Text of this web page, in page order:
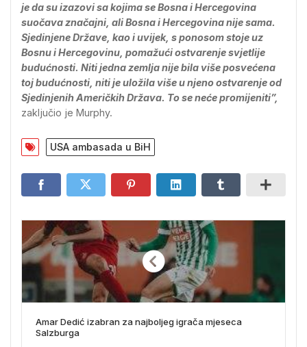
je da su izazovi sa kojima se Bosna i Hercegovina
suočava značajni, ali Bosna i Hercegovina nije sama.
Sjedinjene Države, kao i uvijek, s ponosom stoje uz
Bosnu i Hercegovinu, pomažući ostvarenje svjetlije
budućnosti. Niti jedna zemlja nije bila više posvećena
toj budućnosti, niti je uložila više u njeno ostvarenje od
Sjedinjenih Američkih Država. To se neće promijeniti”,
zaključio je Murphy.
USA ambasada u BiH
Amar Dedić izabran za najboljeg igrača mjeseca
Salzburga